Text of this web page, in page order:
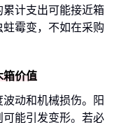
计支出可能接近箱
霉变，不如在采购
箱价值
动和机械损伤。阳
能引发变形。若必